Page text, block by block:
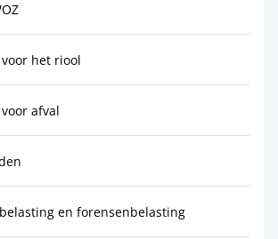
het riool
afval
en forensenbelasting